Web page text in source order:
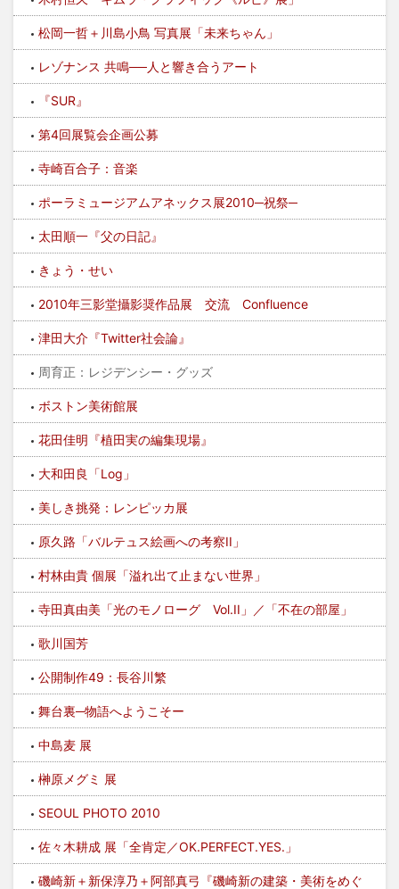
松岡一哲＋川島小鳥 写真展「未来ちゃん」
レゾナンス 共鳴──人と響き合うアート
『SUR』
第4回展覧会企画公募
寺崎百合子：音楽
ポーラミュージアムアネックス展2010─祝祭─
太田順一『父の日記』
きょう・せい
2010年三影堂攝影奨作品展 交流 Confluence
津田大介『Twitter社会論』
周育正：レジデンシー・グッズ
ボストン美術館展
花田佳明『植田実の編集現場』
大和田良「Log」
美しき挑発：レンピッカ展
原久路「バルテュス絵画への考察II」
村林由貴 個展「溢れ出て止まない世界」
寺田真由美「光のモノローグ Vol.II」／「不在の部屋」
歌川国芳
公開制作49：長谷川繁
舞台裏─物語へようこそー
中島麦 展
榊原メグミ 展
SEOUL PHOTO 2010
佐々木耕成 展「全肯定／OK.PERFECT.YES.」
磯崎新＋新保淳乃＋阿部真弓『磯崎新の建築・美術をめぐ